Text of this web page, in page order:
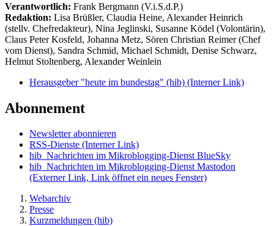
Verantwortlich: Frank Bergmann (V.i.S.d.P.)
Redaktion: Lisa Brüßler, Claudia Heine, Alexander Heinrich
(stellv. Chefredakteur), Nina Jeglinski, Susanne Ködel (Volontärin),
Claus Peter Kosfeld, Johanna Metz, Sören Christian Reimer (Chef
vom Dienst), Sandra Schmid, Michael Schmidt, Denise Schwarz,
Helmut Stoltenberg, Alexander Weinlein
Herausgeber "heute im bundestag" (hib) (Interner Link)
Abonnement
Newsletter abonnieren
RSS-Dienste (Interner Link)
hib_Nachrichten im Mikroblogging-Dienst BlueSky
hib_Nachrichten im Mikroblogging-Dienst Mastodon
(Externer Link, Link öffnet ein neues Fenster)
Webarchiv
Presse
Kurzmeldungen (hib)